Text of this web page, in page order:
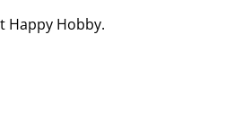
Happy Hobby.